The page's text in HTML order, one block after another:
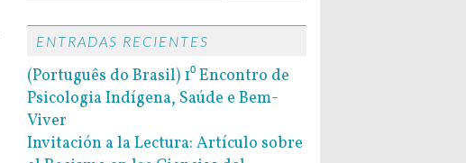
ENTRADAS RECIENTES
(Português do Brasil) 1⁰ Encontro de
Psicologia Indígena, Saúde e Bem-
Viver
Invitación a la Lectura: Artículo sobre